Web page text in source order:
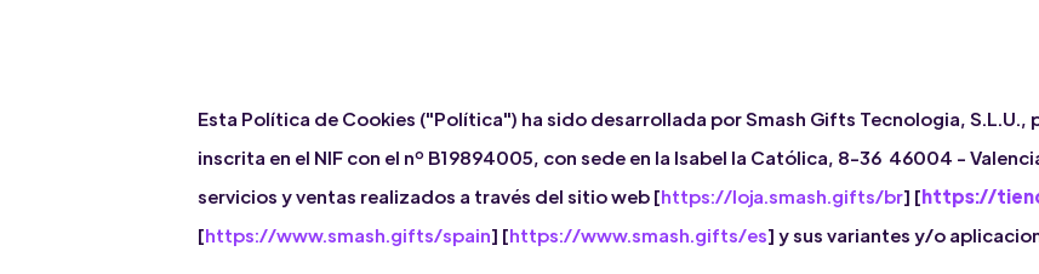
Esta Política de Cookies ("Política") ha sido desarrollada por Smash Gifts Tecnologia,
inscrita en el NIF con el nº B19894005, con sede en la Isabel la Católica, 8-36 46004 -
servicios y ventas realizados a través del sitio web [https://loja.smash.gifts/br] [https://
[https://www.smash.gifts/spain] [https://www.smash.gifts/es] y sus variantes y/o